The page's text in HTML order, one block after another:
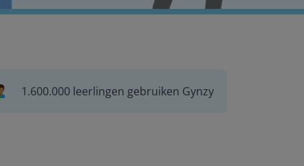
1.600.000 leerlingen gebruiken Gynzy